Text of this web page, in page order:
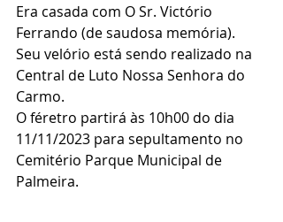
Era casada com O Sr. Victório
Ferrando (de saudosa memória).
Seu velório está sendo realizado na
Central de Luto Nossa Senhora do
Carmo.
O féretro partirá às 10h00 do dia
11/11/2023 para sepultamento no
Cemitério Parque Municipal de
Palmeira.